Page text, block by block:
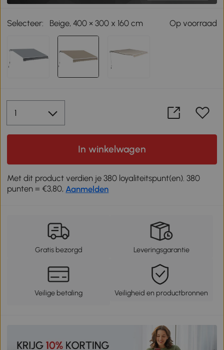
Selecteer: Beige, 400 × 300 x 160 cm Op voorraad
In winkelwagen
Met dit product verdien je 380 loyaliteitspunt(en). 380
punten = €3,80, Aanmelden
Gratis bezorgd Leveringsgarantie
Veilige betaling Veiligheid en productbronnen